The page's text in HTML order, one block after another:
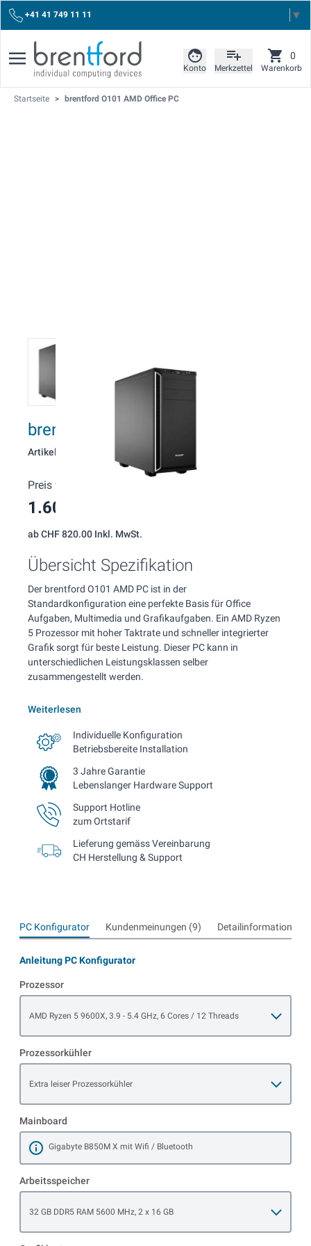
+41 41 749 11 11 ▼
Konto Merkzettel Warenkorb
0
Startseite > brentford O101 AMD Office PC
brentford O101 AMD Office PC
Artikelnummer: 101
Preis wie konfiguriert:
1.600,00 CHF
abCHF 820.00 Inkl. MwSt.
Übersicht Spezifikation
Der brentford O101 AMD PC ist in der
Standardkonfiguration eine perfekte Basis für Office
Aufgaben, Multimedia und Grafikaufgaben. Ein AMD Ryzen
5 Prozessor mit hoher Taktrate und schneller integrierter
Grafik sorgt für beste Leistung. Dieser PC kann in
unterschiedlichen Leistungsklassen selber
zusammengestellt werden.
Weiterlesen
Individuelle Konfiguration
Betriebsbereite Installation
3 Jahre Garantie
Lebenslanger Hardware Support
Support Hotline
zum Ortstarif
Lieferung gemäss Vereinbarung
CH Herstellung & Support
PC Konfigurator Kundenmeinungen (9) Detailinformationen
Anleitung PC Konfigurator
Prozessor
AMD Ryzen 5 9600X, 3.9 - 5.4 GHz, 6 Cores / 12 Threads
Prozessorkühler
Extra leiser Prozessorkühler
Mainboard
Gigabyte B850M X mit Wifi / Bluetooth
Arbeitsspeicher
32 GB DDR5 RAM 5600 MHz, 2 x 16 GB